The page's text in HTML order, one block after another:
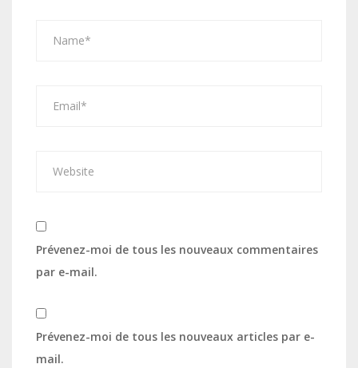
Prévenez-moi de tous les nouveaux commentaires
par e-mail.
Prévenez-moi de tous les nouveaux articles par e-
mail.